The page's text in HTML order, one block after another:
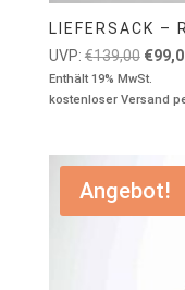
LIEFERSACK –
UVP: €139,00
Preis
war:
€
Enthält 19% MwSt.
kostenloser Versand
Angebot!